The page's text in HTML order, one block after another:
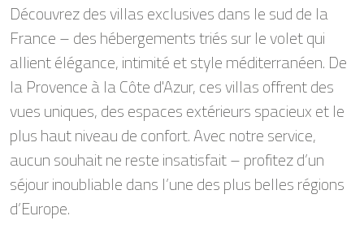
Découvrez des villas exclusives dans le sud de la
France – des hébergements triés sur le volet qui
allient élégance, intimité et style méditerranéen. De
la Provence à la Côte d'Azur, ces villas offrent des
vues uniques, des espaces extérieurs spacieux et le
plus haut niveau de confort. Avec notre service,
aucun souhait ne reste insatisfait – profitez d’un
séjour inoubliable dans l’une des plus belles régions
d’Europe.